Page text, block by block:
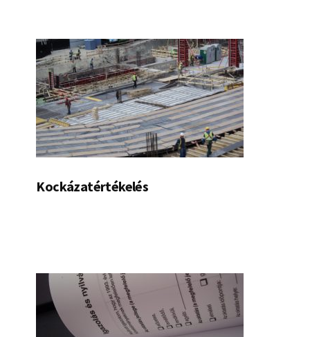
Kockázatértékelés